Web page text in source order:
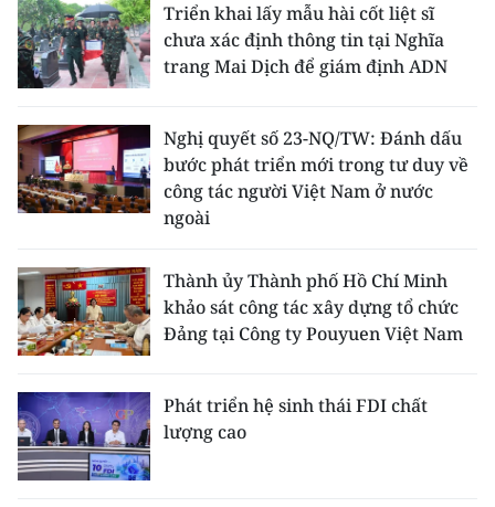
Triển khai lấy mẫu hài cốt liệt sĩ
chưa xác định thông tin tại Nghĩa
trang Mai Dịch để giám định ADN
Nghị quyết số 23-NQ/TW: Đánh dấu
bước phát triển mới trong tư duy về
công tác người Việt Nam ở nước
ngoài
Thành ủy Thành phố Hồ Chí Minh
khảo sát công tác xây dựng tổ chức
Đảng tại Công ty Pouyuen Việt Nam
Phát triển hệ sinh thái FDI chất
lượng cao